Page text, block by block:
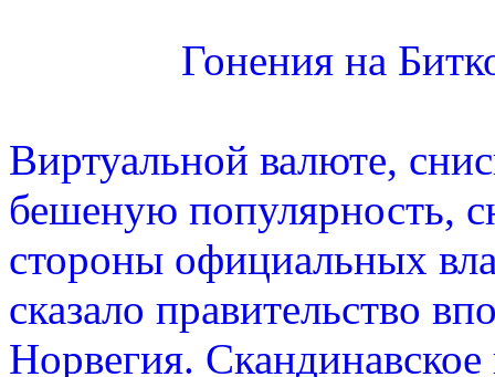
Гонения на
Виртуальной валюте,
бешеную популярность,
стороны официальных
сказало правительство
Норвегия. Скандинавское